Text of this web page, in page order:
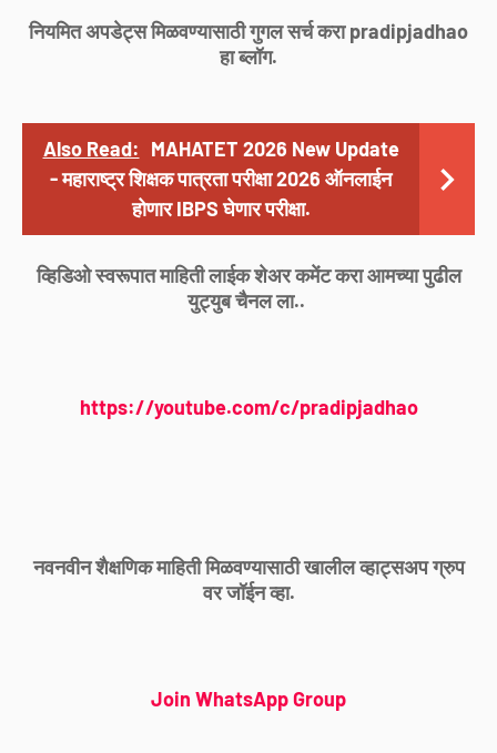
नियमित अपडेट्स मिळवण्यासाठी गुगल सर्च करा pradipjadhao
हा ब्लॉग.
Also Read: MAHATET 2026 New Update
- महाराष्ट्र शिक्षक पात्रता परीक्षा 2026 ऑनलाईन
होणार IBPS घेणार परीक्षा.
व्हिडिओ स्वरूपात माहिती लाईक शेअर कमेंट करा आमच्या पुढील
युट्युब चैनल ला..
https://youtube.com/c/pradipjadhao
नवनवीन शैक्षणिक माहिती मिळवण्यासाठी खालील व्हाट्सअप ग्रुप
वर जॉईन व्हा.
Join WhatsApp Group